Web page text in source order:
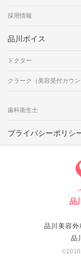
採用情報
品川ボイス
ドクター
クラーク（美容受付カウン
歯科衛生士
プライバシーポリシ
品
品川美容外
品
©2018